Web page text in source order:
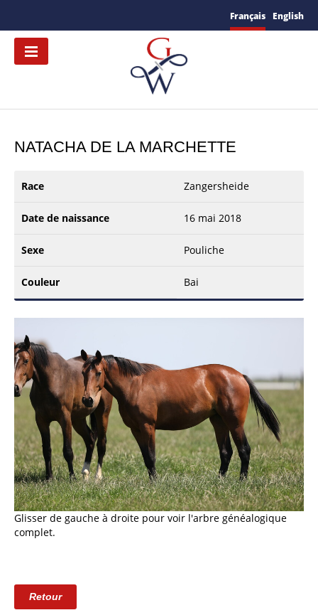
Français English
NATACHA DE LA MARCHETTE
Race Zangersheide
Date de naissance 16 mai 2018
Sexe Pouliche
Couleur Bai
Glisser de gauche à droite pour voir l'arbre généalogique
complet.
Retour